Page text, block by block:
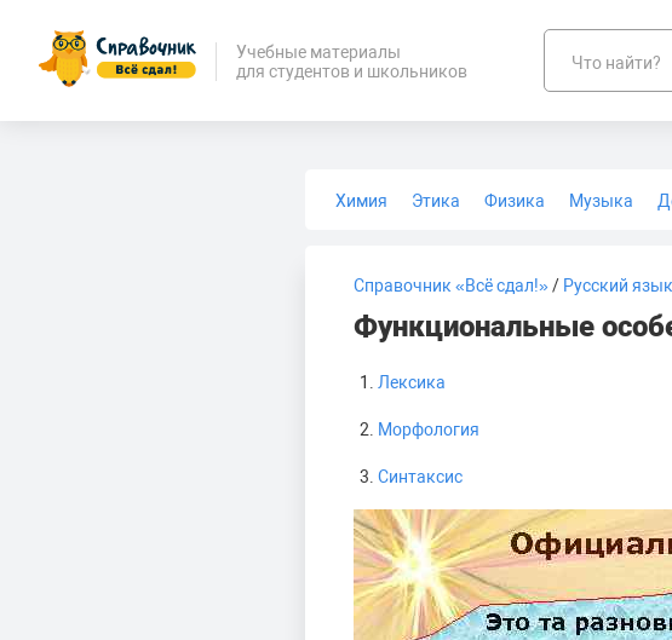
Учебные материалы
для студентов и школьников
Что найти?
Химия Этика Физика Музыка
Справочник «Всё сдал!»/ Русский язык
Функциональные
Лексика
Морфология
Синтаксис